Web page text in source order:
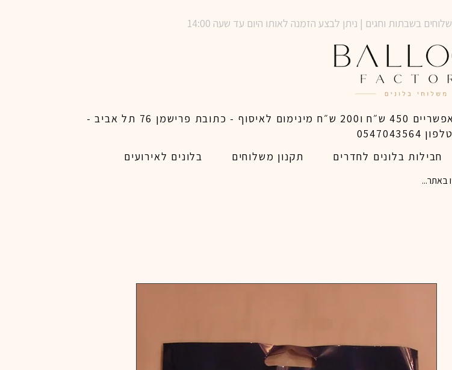
שימו לב ! מינימום הזמנת משלוח באתר לכל האיזורים האפשריים 450 ש״ח ו200 ש״ח מינימום לאיסוף - כתובת פרישמן 76 תל אביב -
טלפון 0547043564
חבילות בלונים לחדרים תקנון משלוחים בלונים לאירועים